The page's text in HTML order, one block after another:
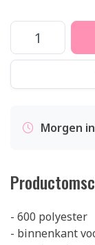
Morgen
- 600 polyester
- binnenkant